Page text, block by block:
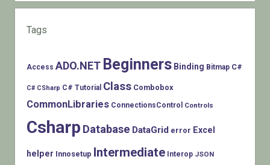
Tags
Access ADO.NET Beginners Binding Bitmap C#
C# CSharp C# Tutorial Class Combobox
CommonLibraries ConnectionsControl Controls
Csharp Database DataGrid error Excel
helper Innosetup Intermediate Interop JSON